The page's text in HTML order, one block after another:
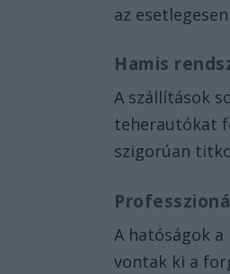
az
Hamis
A szállítások
teherautókat
szigorúan
A hatóságok
vontak ki a